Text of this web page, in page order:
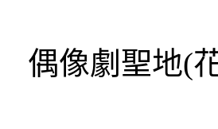
偶像劇聖地(